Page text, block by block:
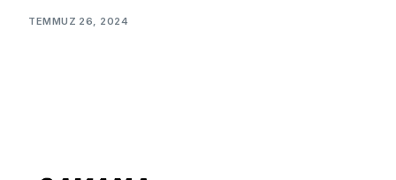
TEMMUZ 26, 2024